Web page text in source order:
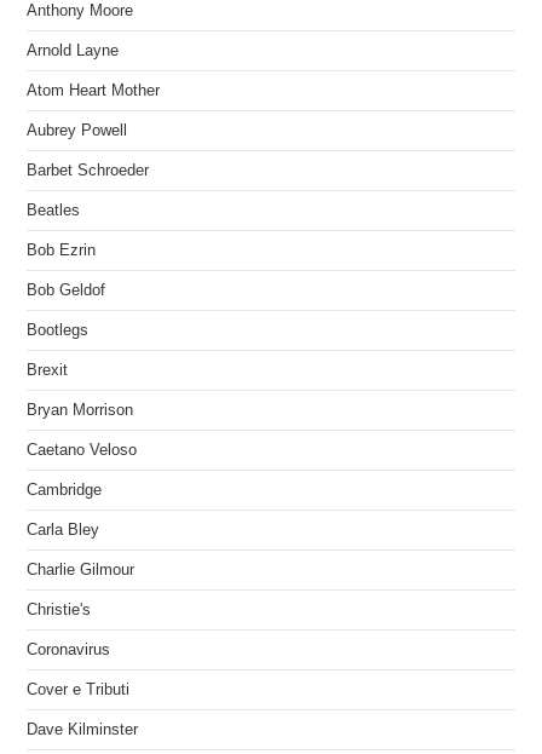
Anthony Moore
Arnold Layne
Atom Heart Mother
Aubrey Powell
Barbet Schroeder
Beatles
Bob Ezrin
Bob Geldof
Bootlegs
Brexit
Bryan Morrison
Caetano Veloso
Cambridge
Carla Bley
Charlie Gilmour
Christie's
Coronavirus
Cover e Tributi
Dave Kilminster